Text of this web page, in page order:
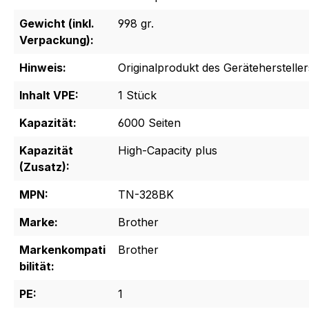
Gewicht (inkl.
Verpackung):
998 gr.
Hinweis:
Originalprodukt des
Inhalt VPE:
1 Stück
Kapazität:
6000 Seiten
Kapazität
(Zusatz):
High-Capacity plus
MPN:
TN-328BK
Marke:
Brother
Markenkompati
bilität:
Brother
PE: 1